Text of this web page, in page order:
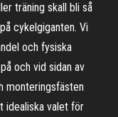
träning skall bli så
cykelgiganten. Vi
och fysiska
och vid sidan av
monteringsfästen
idealiska valet för